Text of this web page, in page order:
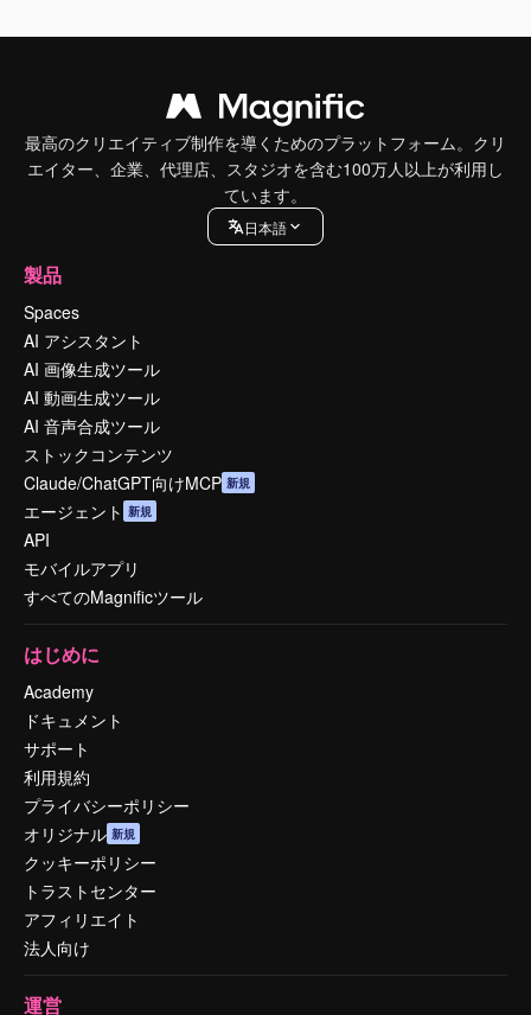
最高のクリエイティブ制作を導くためのプラットフォーム。クリ
エイター、企業、代理店、スタジオを含む100万人以上が利用し
ています。
日本語
製品
Spaces
AI アシスタント
AI 画像生成ツール
AI 動画生成ツール
AI 音声合成ツール
ストックコンテンツ
Claude/ChatGPT向けMCP 新規
エージェント 新規
API
モバイルアプリ
すべてのMagnificツール
はじめに
Academy
ドキュメント
サポート
利用規約
プライバシーポリシー
オリジナル 新規
クッキーポリシー
トラストセンター
アフィリエイト
法人向け
運営